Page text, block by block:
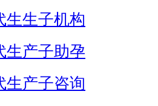
生生子机构
生产子助孕
生产子咨询